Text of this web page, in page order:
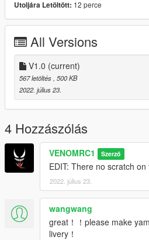
Utoljára Letöltött: 12 perce
All Versions
V1.0 (current)
567 letöltés , 500 KB
2022. július 23.
4 Hozzászólás
VENOMRC1 Szerző
EDIT: There no scratch
2022. július 23.
wangwang
great！！please make
livery！